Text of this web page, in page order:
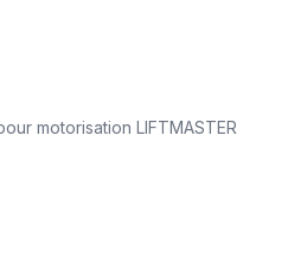
motorisation LIFTMASTER